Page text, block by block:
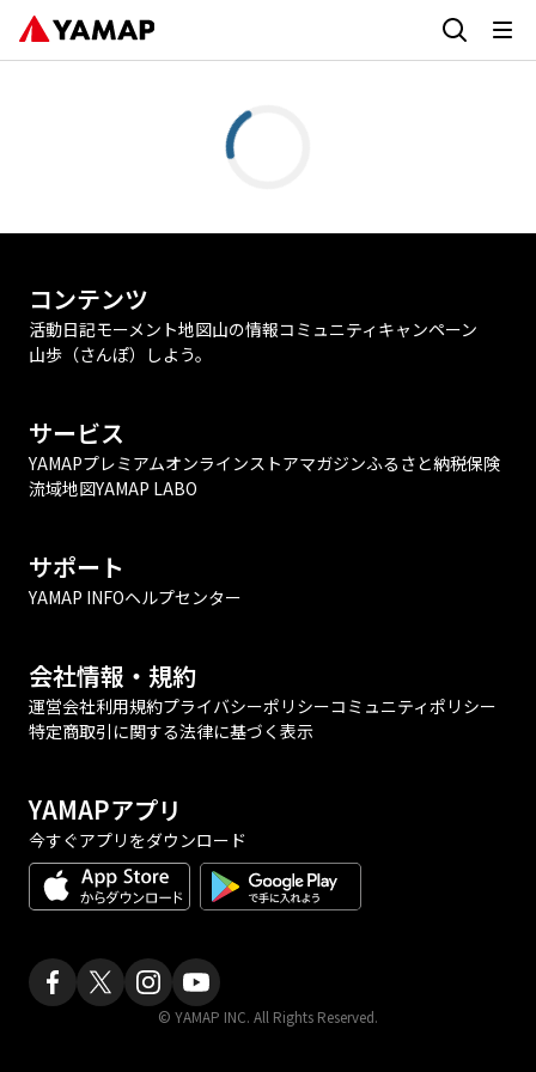
コンテンツ
活動日記モーメント地図山の情報コミュニティ キャンペーン
山歩（さんぽ）しよう。
サービス
YAMAPプレミアムオンラインストアマガジンふるさと納税保険
流域地図YAMAP LABO
サポート
YAMAP INFOヘルプセンター
会社情報・規約
運営会社利用規約プライバシーポリシーコミュニティポリシー
特定商取引に関する法律に基づく表示
YAMAPアプリ
今すぐアプリをダウンロード
© YAMAP INC. All Rights Reserved.